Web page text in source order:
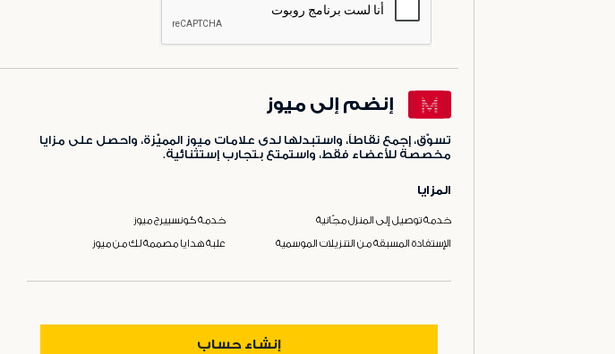
إنضم إلى ميوز
تسوّق، إجمع نقاطاً، واستبدلها لدى علامات ميوز المميّزة، واحصل على مزايا
مخصصة للأعضاء فقط، واستمتع بتجارب إستثنائية.
المزايا
خدمة توصيل إلى المنزل مجّانية خدمة كونسييرج ميوز
الإستفادة المسبقة من التنزيلات الموسمية علبة هدايا مصممة لك من ميوز
إنشاء حساب